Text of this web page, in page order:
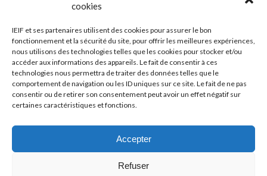
cookies
IEIF et ses partenaires utilisent des cookies pour assurer le bon
fonctionnement et la sécurité du site, pour offrir les meilleures expériences,
nous utilisons des technologies telles que les cookies pour stocker et/ou
accéder aux informations des appareils. Le fait de consentir à ces
technologies nous permettra de traiter des données telles que le
comportement de navigation ou les ID uniques sur ce site. Le fait de ne pas
consentir ou de retirer son consentement peut avoir un effet négatif sur
certaines caractéristiques et fonctions.
Accepter
Refuser
Prénom*
E-mail*